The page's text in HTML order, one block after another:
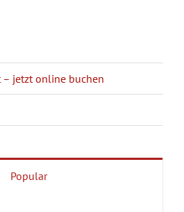
– jetzt online buchen
Popular